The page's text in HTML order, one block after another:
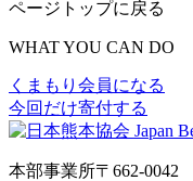
ページトップに戻る
WHAT YOU CAN DO
くまもり会員になる
今回だけ寄付する
本部事業所〒662-0042